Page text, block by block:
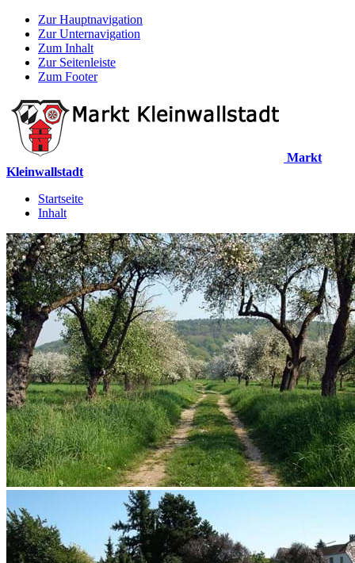
Zur Hauptnavigation
Zur Unternavigation
Zum Inhalt
Zur Seitenleiste
Zum Footer
Markt
Kleinwallstadt
Startseite
Inhalt